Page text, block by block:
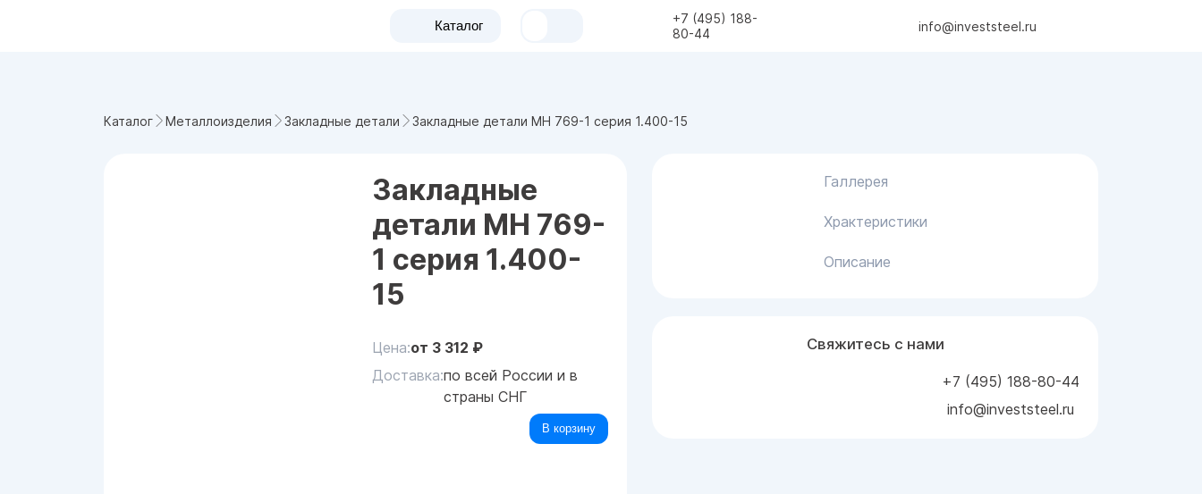
Каталог
+7 (495) 188-
80-44
info@investsteel.ru
Каталог Металлоизделия Закладные детали Закладные детали МН 769-1 серия 1.400-15
Закладные
детали МН 769-
1 серия 1.400-
15
Цена:от 3 312 ₽
Доставка:по всей России и в
страны СНГ
В корзину
Галлерея
Храктеристики
Описание
Свяжитесь с нами
+7 (495) 188-80-44
info@investsteel.ru